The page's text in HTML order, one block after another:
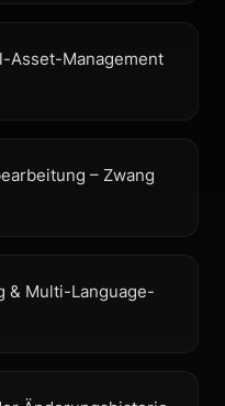
Asset-Management
– Zwang
& Multi-Language-